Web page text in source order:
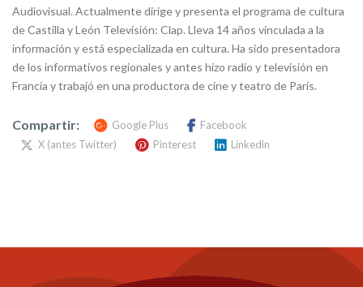
Audiovisual. Actualmente dirige y presenta el programa de cultura
de Castilla y León Televisión: Clap. Lleva 14 años vinculada a la
información y está especializada en cultura. Ha sido presentadora
de los informativos regionales y antes hizo radio y televisión en
Francia y trabajó en una productora de cine y teatro de París.
Compartir: Google Plus
Facebook
X (antes Twitter)
Pinterest Linkedin